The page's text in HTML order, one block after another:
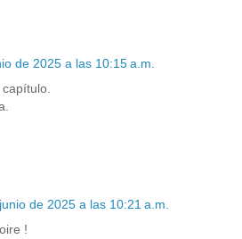
de 2025 a las 10:15 a.m.
de 2025 a las 10:21 a.m.
!